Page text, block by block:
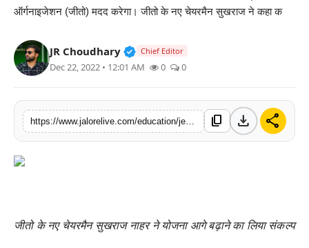
मनोरंजन
तकनीक
विशेष
बिज़नेस
ऑर्गनाइजेशन (जीतो) मदद करेगा। जीतो के नए चेयरमैन सुखराज ने कहा क
JR Choudhary Verified Public Figure • 30 Mar,
Chief Editor
Dec 22, 2022 • 12:01 AM 0 0
content_copy download share
जीतो के नए चेयरमैन सुखराज नाहर ने योजना आगे बढ़ाने का लिया संकल्प